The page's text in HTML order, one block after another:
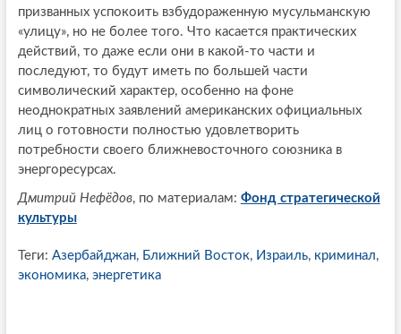
призванных успокоить взбудораженную мусульманскую
«улицу», но не более того. Что касается практических
действий, то даже если они в какой-то части и
последуют, то будут иметь по большей части
символический характер, особенно на фоне
неоднократных заявлений американских официальных
лиц о готовности полностью удовлетворить
потребности своего ближневосточного союзника в
энергоресурсах.
Дмитрий Нефёдов, по материалам: Фонд стратегической
культуры
Теги: Азербайджан, Ближний Восток, Израиль, криминал,
экономика, энергетика